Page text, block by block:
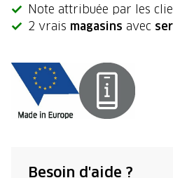
Note attribuée par les
2 vrais magasins avec
Besoin d'aide ?